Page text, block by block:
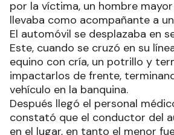
por la víctima, un hombre
llevaba como acompañante a
El automóvil se desplazaba en
Este, cuando se cruzó en su
equino con cría, un potrillo y
impactarlos de frente,
vehículo en la banquina.
Después llegó el personal
constató que el conductor del
en el lugar, en tanto el menor